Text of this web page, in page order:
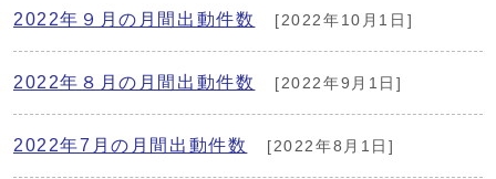
2022年９月の月間出動件数 [2022年10月1日]
2022年８月の月間出動件数 [2022年9月1日]
2022年7月の月間出動件数 [2022年8月1日]